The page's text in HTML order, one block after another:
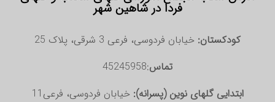
فردا در شاهین شهر
کودکستان: خیابان فردوسی، فرعی 3 شرقی، پلاک 25
تماس:45245958
ابتدایی گلهای نوین (پسرانه):
خیابان فردوسی، فرعی11